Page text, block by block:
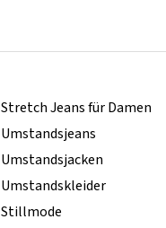
Stretch Jeans für Damen
Umstandsjeans
Umstandsjacken
Umstandskleider
Stillmode